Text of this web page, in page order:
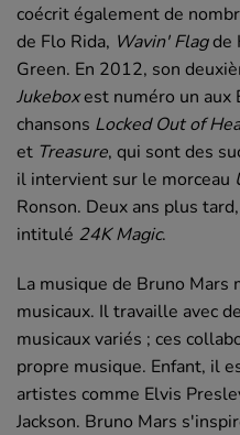
coécrit également de
de Flo Rida, Wavin' Flagde
Green. En 2012, son
Jukeboxest numéro un aux
chansons Locked Out of
et Treasure, qui sont des
il intervient sur le morceau
Ronson. Deux ans plus
intitulé 24K Magic.
La musique de Bruno
musicaux. Il travaille avec
musicaux variés ; ces
propre musique. Enfant, il
artistes comme Elvis
Jackson. Bruno Mars